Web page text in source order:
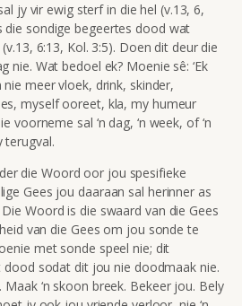
jy vir ewig sterf in die hel (v.13, 6,
die sondige begeertes dood wat
6:13, Kol. 3:5). Doen dit deur die
nie. Wat bedoel ek? Moenie sê: ‘Ek
meer vloek, drink, skinder,
myself ooreet, kla, my humeur
voorneme sal ‘n dag, ‘n week, of ‘n
terugval.
die Woord oor jou spesifieke
Gees jou daaraan sal herinner as
Woord is die swaard van die Gees
van die Gees om jou sonde te
met sonde speel nie; dit
dood sodat dit jou nie doodmaak nie.
Maak ‘n skoon breek. Bekeer jou. Bely